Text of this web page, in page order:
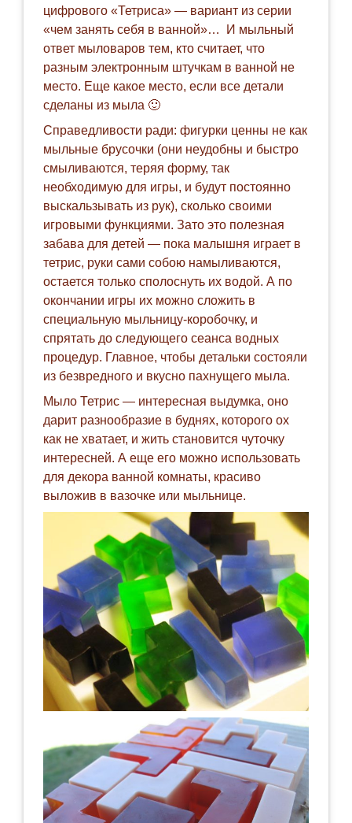
цифрового «Тетриса» — вариант из серии
«чем занять себя в ванной»… И мыльный
ответ мыловаров тем, кто считает, что
разным электронным штучкам в ванной не
место. Еще какое место, если все детали
сделаны из мыла 🙂
Справедливости ради: фигурки ценны не как
мыльные брусочки (они неудобны и быстро
смыливаются, теряя форму, так
необходимую для игры, и будут постоянно
выскальзывать из рук), сколько своими
игровыми функциями. Зато это полезная
забава для детей — пока малышня играет в
тетрис, руки сами собою намыливаются,
остается только сполоснуть их водой. А по
окончании игры их можно сложить в
специальную мыльницу-коробочку, и
спрятать до следующего сеанса водных
процедур. Главное, чтобы детальки состояли
из безвредного и вкусно пахнущего мыла.
Мыло Тетрис — интересная выдумка, оно
дарит разнообразие в буднях, которого ох
как не хватает, и жить становится чуточку
интересней. А еще его можно использовать
для декора ванной комнаты, красиво
выложив в вазочке или мыльнице.